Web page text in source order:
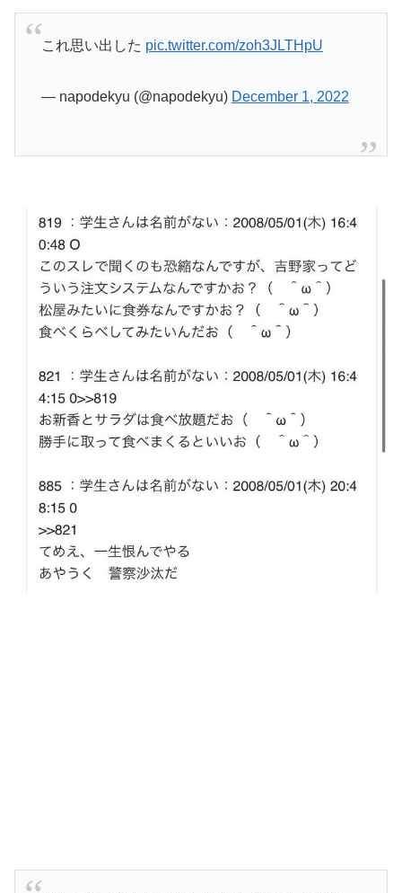
これ思い出した pic.twitter.com/zoh3JLTHpU
— napodekyu (@napodekyu) December 1, 2022